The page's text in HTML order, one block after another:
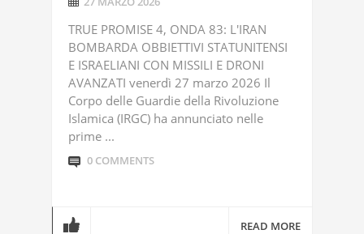
TRUE PROMISE 4, ONDA 83: L'IRAN
BOMBARDA OBBIETTIVI STATUNITENSI
E ISRAELIANI CON MISSILI E DRONI
AVANZATI venerdì 27 marzo 2026 Il
Corpo delle Guardie della Rivoluzione
Islamica (IRGC) ha annunciato nelle
prime ...
0 COMMENTS
READ MORE